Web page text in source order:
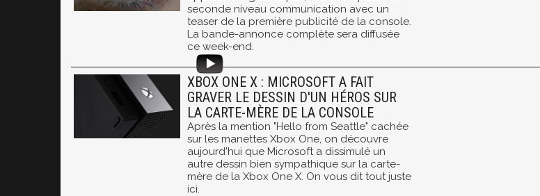
seconde niveau communication avec un
teaser de la première publicité de la console.
La bande-annonce complète sera diffusée
ce week-end.
XBOX ONE X : MICROSOFT A FAIT
GRAVER LE DESSIN D'UN HÉROS SUR
LA CARTE-MÈRE DE LA CONSOLE
Après la mention "Hello from Seattle" cachée
sur les manettes Xbox One, on découvre
aujourd'hui que Microsoft a dissimulé un
autre dessin bien sympathique sur la carte-
mère de la Xbox One X. On vous dit tout juste
ici.